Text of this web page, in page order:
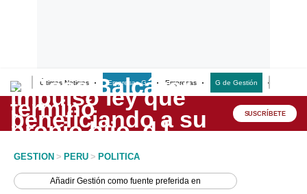
Últimas Noticias Empresas G Empresas G de Gestión
Lo último
Peru Quiosco SUSCRÍBETE
GESTION > PERU > POLITICA
AñadirGestión como fuente preferida en